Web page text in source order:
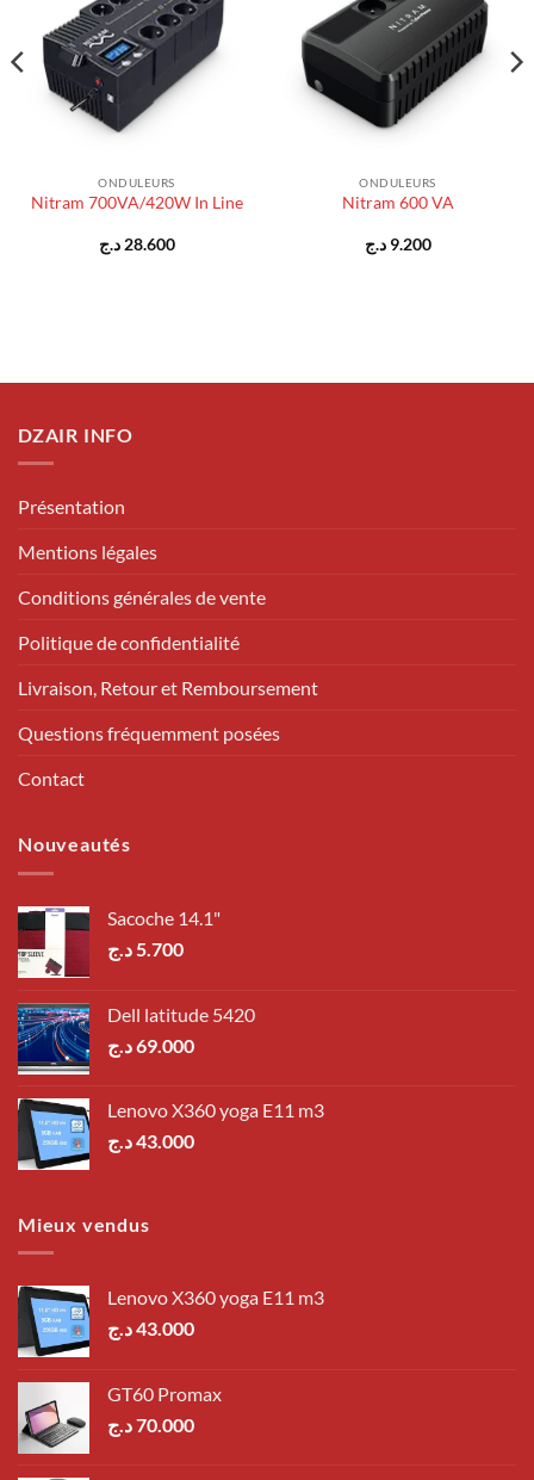
ONDULEURS
Nitram 700VA/420W In Line
28.600 د.ج
ONDULEURS
Nitram 600 VA
9.200 د.ج
DZAIR INFO
Présentation
Mentions légales
Conditions générales de vente
Politique de confidentialité
Livraison, Retour et Remboursement
Questions fréquemment posées
Contact
Nouveautés
Sacoche 14.1"
5.700 د.ج
Dell latitude 5420
69.000د.ج
Lenovo X360 yoga E11 m3
43.000د.ج
Mieux vendus
Lenovo X360 yoga E11 m3
43.000د.ج
GT60 Promax
70.000د.ج